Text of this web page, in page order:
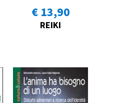
€ 13,90
REIKI